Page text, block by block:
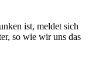
ist, meldet sich
so wie wir uns das